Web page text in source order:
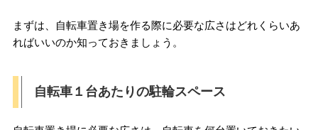
まずは、自転車置き場を作る際に必要な広さはどれくらいあ
ればいいのか知っておきましょう。
自転車１台あたりの駐輪スペース